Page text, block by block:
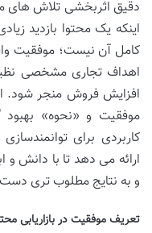
دقیق اثربخشی تلاش های
اینکه یک محتوا بازدید
کامل آن نیست؛ موفقیت
اهداف تجاری مشخصی
افزایش فروش منجر شود.
موفقیت و «نحوه»
کاربردی برای توانمندسازی
ارائه می دهد تا با دانش و
و به نتایج مطلوب تری دست
تعریف موفقیت در بازاریابی